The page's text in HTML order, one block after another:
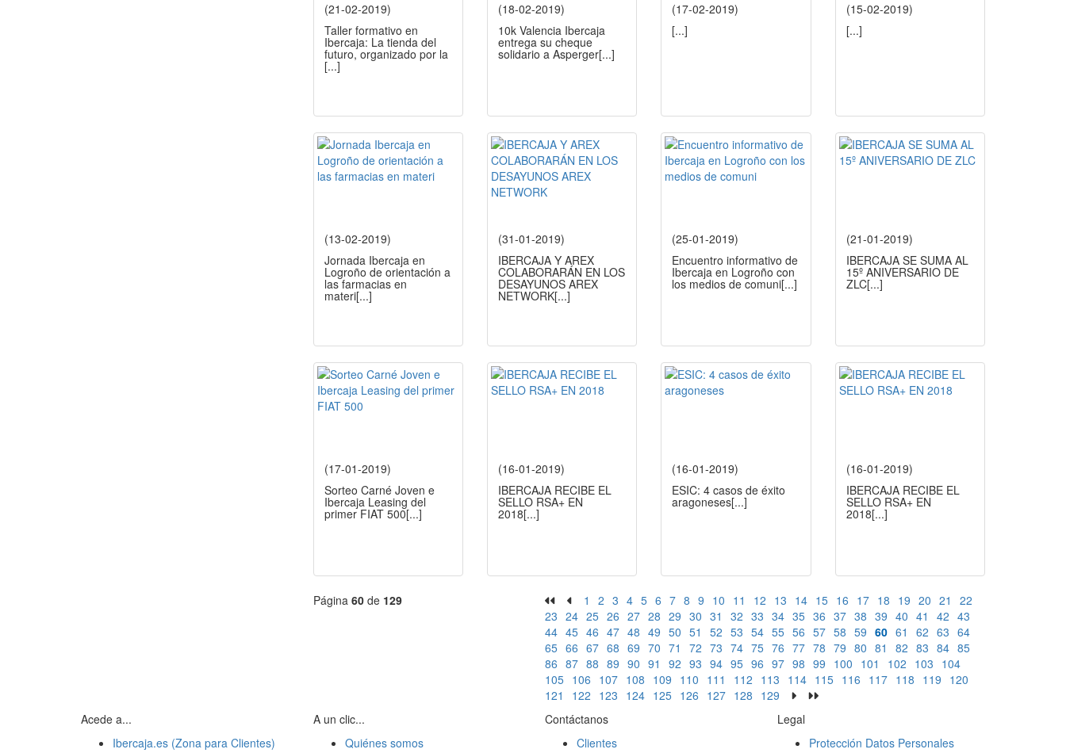
(21-02-2019)
Taller formativo en
Ibercaja: La tienda del
futuro, organizado por la
[...]
(18-02-2019)
10k Valencia Ibercaja
entrega su cheque
solidario a Asperger[...]
(17-02-2019)
[...]
(15-02-2019)
[...]
(13-02-2019)
Jornada Ibercaja en
Logroño de orientación a
las farmacias en
materi[...]
(31-01-2019)
IBERCAJA Y AREX
COLABORARÁN EN LOS
DESAYUNOS AREX
NETWORK[...]
(25-01-2019)
Encuentro informativo de
Ibercaja en Logroño con
los medios de comuni[...]
(21-01-2019)
IBERCAJA SE SUMA AL
15º ANIVERSARIO DE
ZLC[...]
(17-01-2019)
Sorteo Carné Joven e
Ibercaja Leasing del
primer FIAT 500[...]
(16-01-2019)
IBERCAJA RECIBE EL
SELLO RSA+ EN
2018[...]
(16-01-2019)
ESIC: 4 casos de éxito
aragoneses[...]
(16-01-2019)
IBERCAJA RECIBE EL
SELLO RSA+ EN
2018[...]
Página 60de 129 1 2 3 4 5 6 7 8 9 10 11 12 13 14 15 16 17 18 19 20 21
22
23 24 25 26 27 28 29 30 31 32 33 34 35 36 37 38 39 40 41 42 43
44 45 46 47 48 49 50 51 52 53 54 55 56 57 58 59 60 61 62 63 64
65 66 67 68 69 70 71 72 73 74 75 76 77 78 79 80 81 82 83 84 85
86 87 88 89 90 91 92 93 94 95 96 97 98 99 100 101 102 103 104
105 106 107 108 109 110 111 112 113 114 115 116 117 118 119 120
121
122 123 124 125 126 127 128 129
Acede a...
Ibercaja.es (Zona para Clientes)
A un clic...
Quiénes somos
Contáctanos
Clientes
Legal
Protección Datos Personales